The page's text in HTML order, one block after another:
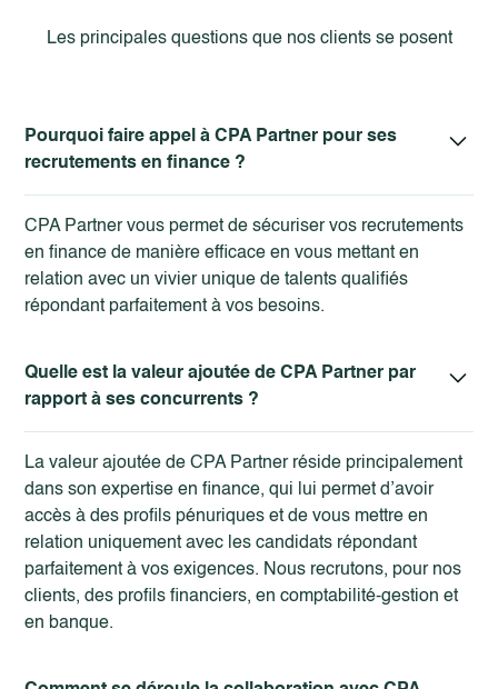
recrutement afin de définir avec eux le candidat qui
Les principales questions que nos clients se posent
Pourquoi faire appel à CPA Partner pour ses
recrutements en finance ?
CPA Partner vous permet de sécuriser vos recrutements
en finance de manière efficace en vous mettant en
relation avec un vivier unique de talents qualifiés
répondant parfaitement à vos besoins.
Quelle est la valeur ajoutée de CPA Partner par
rapport à ses concurrents ?
La valeur ajoutée de CPA Partner réside principalement
dans son expertise en finance, qui lui permet d’avoir
accès à des profils pénuriques et de vous mettre en
relation uniquement avec les candidats répondant
parfaitement à vos exigences. Nous recrutons, pour nos
clients, des profils financiers, encomptabilité-gestion et
en banque.